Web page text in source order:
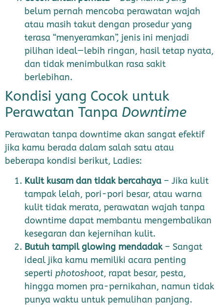
belum pernah mencoba perawatan wajah
atau masih takut dengan prosedur yang
terasa “menyeramkan”, jenis ini menjadi
pilihan ideal—lebih ringan, hasil tetap nyata,
dan tidak menimbulkan rasa sakit
berlebihan.
Kondisi yang Cocok untuk
Perawatan Tanpa Downtime
Perawatan tanpa downtime akan sangat efektif
jika kamu berada dalam salah satu atau
beberapa kondisi berikut, Ladies:
Kulit kusam dan tidak bercahaya – Jika kulit
tampak lelah, pori-pori besar, atau warna
kulit tidak merata, perawatan wajah tanpa
downtime dapat membantu mengembalikan
kesegaran dan kejernihan kulit.
Butuh tampil glowing mendadak– Sangat
ideal jika kamu memiliki acara penting
seperti photoshoot, rapat besar, pesta,
hingga momen pra-pernikahan, namun tidak
punya waktu untuk pemulihan panjang.